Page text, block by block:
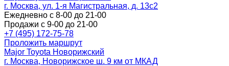
г. Москва, ул. 1-я Магистральная, д. 13с2
Ежедневно с 8-00 до 21-00
Продажи с 9-00 до 21-00
+7 (495) 172-75-78
Проложить маршрут
Major Toyota Новорижский
г. Москва, Новорижское ш. 9 км от МКАД